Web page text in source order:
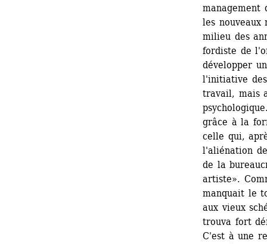
les nouveaux
milieu des
fordiste de
développer
l'initiative
travail, mais
grâce à la
celle qui,
l'aliénation
de la
artiste».
manquait le
aux vieux
trouva fort
C'est à une